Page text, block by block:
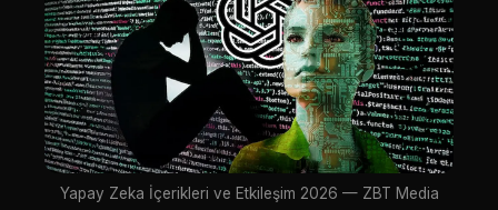
Yapay Zeka İçerikleri ve Etkileşim 2026 — ZBT Media